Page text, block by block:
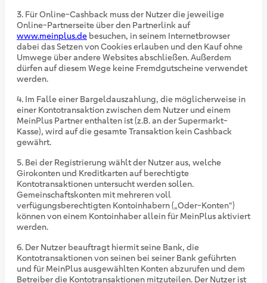
Für Online-Cashback muss der Nutzer die jeweilige
Online-Partnerseite über den Partnerlink auf
www.meinplus.de besuchen, in seinem Internetbrowser
dabei das Setzen von Cookies erlauben und den Kauf ohne
Umwege über andere Websites abschließen. Außerdem
dürfen auf diesem Wege keine Fremdgutscheine verwendet
werden.
Im Falle einer Bargeldauszahlung, die möglicherweise in
einer Kontotransaktion zwischen dem Nutzer und einem
MeinPlus Partner enthalten ist (z.B. an der Supermarkt-
Kasse), wird auf die gesamte Transaktion kein Cashback
gewährt.
Bei der Registrierung wählt der Nutzer aus, welche
Girokonten und Kreditkarten auf berechtigte
Kontotransaktionen untersucht werden sollen.
Gemeinschaftskonten mit mehreren voll
verfügungsberechtigten Kontoinhabern („Oder-Konten“)
können von einem Kontoinhaber allein für MeinPlus aktiviert
werden.
Der Nutzer beauftragt hiermit seine Bank, die
Kontotransaktionen von seinen bei seiner Bank geführten
und für MeinPlus ausgewählten Konten abzurufen und dem
Betreiber die Kontotransaktionen mitzuteilen. Der Nutzer ist